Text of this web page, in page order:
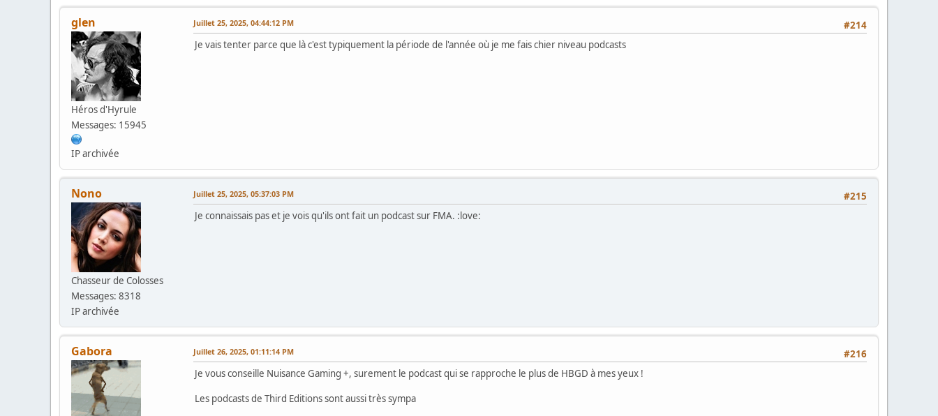
glen
Héros d'Hyrule
Messages: 15945
IP archivée
#214
Juillet 25, 2025, 04:44:12 PM
Je vais tenter parce que là c'est typiquement la période de l'année où je me fais chier niveau podcasts
Nono
Chasseur de Colosses
Messages: 8318
IP archivée
#215
Juillet 25, 2025, 05:37:03 PM
Je connaissais pas et je vois qu'ils ont fait un podcast sur FMA. :love:
Gabora #216
Juillet 26, 2025, 01:11:14 PM
Je vous conseille Nuisance Gaming +, surement le podcast qui se rapproche le plus de HBGD à mes yeux !
Les podcasts de Third Editions sont aussi très sympa